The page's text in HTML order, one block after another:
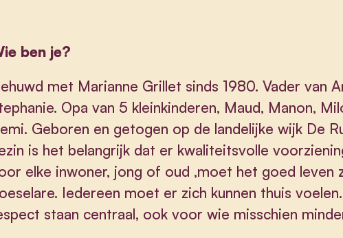
ben je?
met Marianne Grillet sinds 1980. Vader van
Opa van 5 kleinkinderen, Maud, Manon,
Geboren en getogen op de landelijke wijk De
is het belangrijk dat er kwaliteitsvolle
elke inwoner, jong of oud ,moet het goed leven
Iedereen moet er zich kunnen thuis
staan centraal, ook voor wie misschien